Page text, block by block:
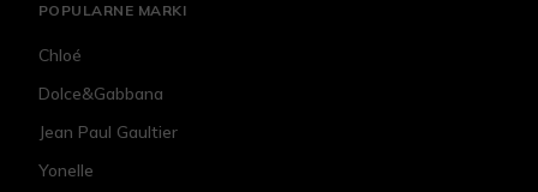
POPULARNE MARKI
Chloé
Dolce&Gabbana
Jean Paul Gaultier
Yonelle